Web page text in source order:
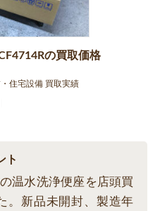
の買取価格
住宅設備 買取実績
ト
温水洗浄便座を店頭買
。新品未開封、製造年